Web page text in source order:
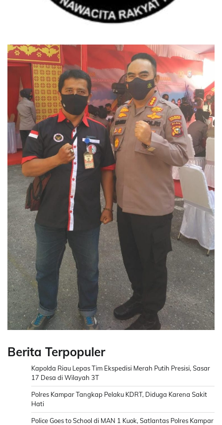
Berita Terpopuler
Kapolda Riau Lepas Tim Ekspedisi Merah Putih Presisi, Sasar
17 Desa di Wilayah 3T
Polres Kampar Tangkap Pelaku KDRT, Diduga Karena Sakit
Hati
Police Goes to School di MAN 1 Kuok, Satlantas Polres Kampar